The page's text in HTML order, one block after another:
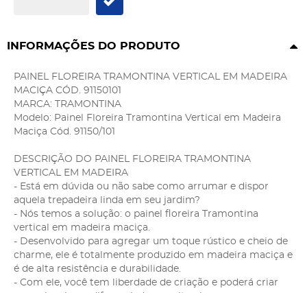
INFORMAÇÕES DO PRODUTO
PAINEL FLOREIRA TRAMONTINA VERTICAL EM MADEIRA
MACIÇA CÓD. 91150101
MARCA: TRAMONTINA
Modelo: Painel Floreira Tramontina Vertical em Madeira
Maciça Cód. 91150/101
DESCRIÇÃO DO PAINEL FLOREIRA TRAMONTINA
VERTICAL EM MADEIRA
- Está em dúvida ou não sabe como arrumar e dispor
aquela trepadeira linda em seu jardim?
- Nós temos a solução: o painel floreira Tramontina
vertical em madeira maciça.
- Desenvolvido para agregar um toque rústico e cheio de
charme, ele é totalmente produzido em madeira maciça e
é de alta resistência e durabilidade.
- Com ele, você tem liberdade de criação e poderá criar